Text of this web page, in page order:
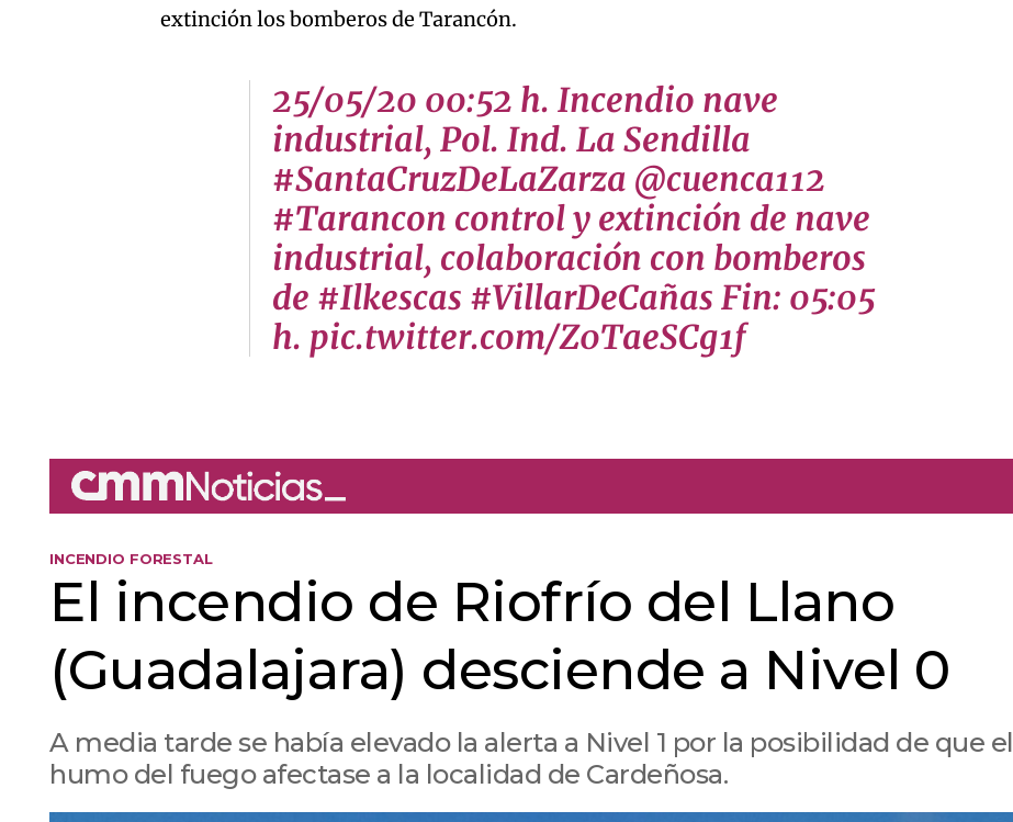
extinción los bomberos de Tarancón.
25/05/20 00:52 h. Incendio nave
industrial, Pol. Ind. La Sendilla
#SantaCruzDeLaZarza @cuenca112
#Tarancon control y extinción de nave
industrial, colaboración con bomberos
de #Ilkescas #VillarDeCañas Fin: 05:05
h. pic.twitter.com/Z0TaeSCg1f
INCENDIO FORESTAL
El incendio de Riofrío del Llano
(Guadalajara) desciende a Nivel 0
A media tarde se había elevado la alerta a Nivel 1 por la posibilidad de que el
humo del fuego afectase a la localidad de Cardeñosa.